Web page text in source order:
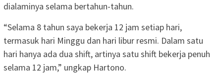
dialaminya selama bertahun-tahun.
“Selama 8 tahun saya bekerja 12 jam setiap hari,
termasuk hari Minggu dan hari libur resmi. Dalam satu
hari hanya ada dua shift, artinya satu shift bekerja penuh
selama 12 jam,” ungkap Hartono.